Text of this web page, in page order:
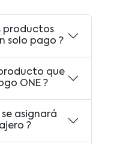
productos
solo pago ?
que
ONE ?
asignará
?